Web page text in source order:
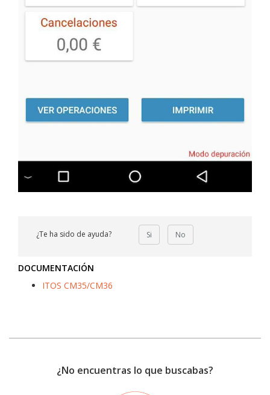
¿Te ha sido de ayuda? Si No
DOCUMENTACIÓN
ITOS CM35/CM36
¿No encuentras lo que buscabas?